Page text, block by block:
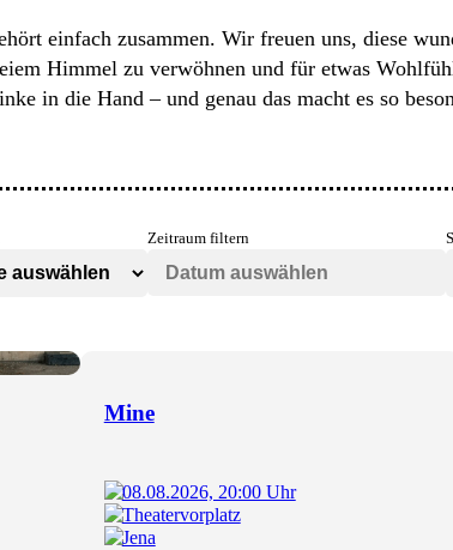
einfach zusammen. Wir freuen uns, diese
Himmel zu verwöhnen und für etwas
in die Hand – und genau das macht es so
Zeitraum filtern
Mine
08.08.2026, 20:00 Uhr
Theatervorplatz
Jena